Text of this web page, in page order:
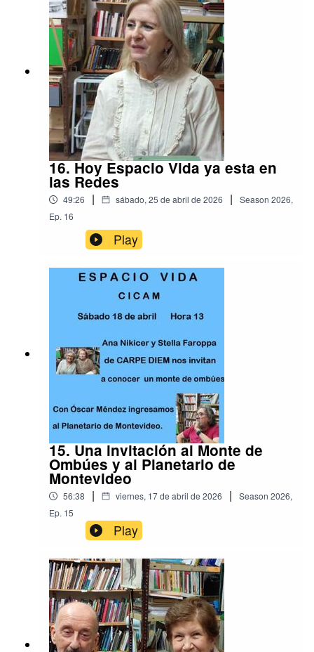
16. Hoy Espacio Vida ya esta en
las Redes
49:26 | sábado, 25 de abril de 2026 | Season 2026,
Ep. 16
Play
15. Una invitación al Monte de
Ombúes y al Planetario de
Montevideo
56:38 | viernes, 17 de abril de 2026 | Season 2026,
Ep. 15
Play